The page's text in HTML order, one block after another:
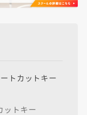
トカットキー
ットキー